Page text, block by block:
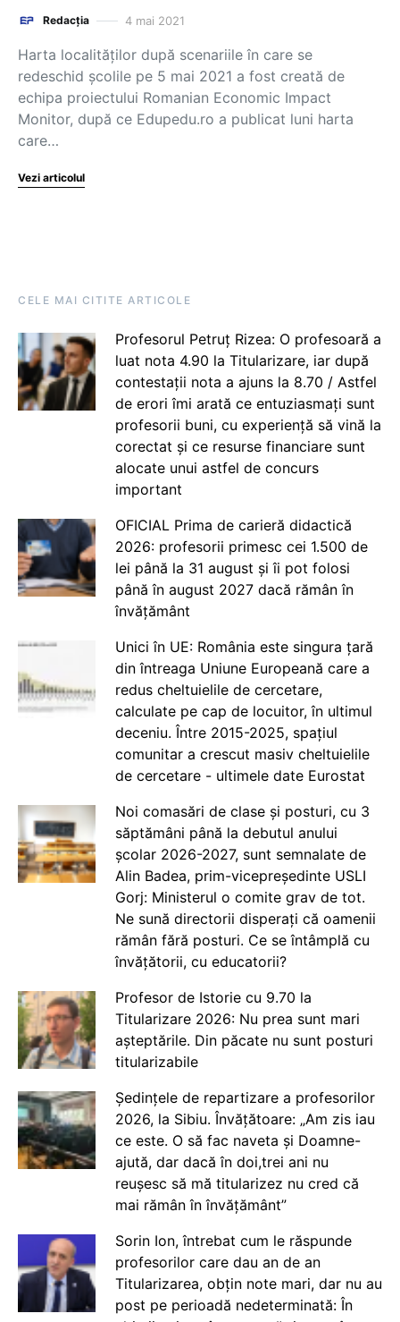
Redacția 4 mai 2021
Harta localităților după scenariile în care se
redeschid școlile pe 5 mai 2021 a fost creată de
echipa proiectului Romanian Economic Impact
Monitor, după ce Edupedu.ro a publicat luni harta
care…
Vezi articolul
CELE MAI CITITE ARTICOLE
Profesorul Petruț Rizea: O profesoară a
luat nota 4.90 la Titularizare, iar după
contestații nota a ajuns la 8.70 / Astfel
de erori îmi arată ce entuziasmați sunt
profesorii buni, cu experiență să vină la
corectat și ce resurse financiare sunt
alocate unui astfel de concurs
important
OFICIAL Prima de carieră didactică
2026: profesorii primesc cei 1.500 de
lei până la 31 august și îi pot folosi
până în august 2027 dacă rămân în
învățământ
Unici în UE: România este singura țară
din întreaga Uniune Europeană care a
redus cheltuielile de cercetare,
calculate pe cap de locuitor, în ultimul
deceniu. Între 2015-2025, spațiul
comunitar a crescut masiv cheltuielile
de cercetare - ultimele date Eurostat
Noi comasări de clase și posturi, cu 3
săptămâni până la debutul anului
școlar 2026-2027, sunt semnalate de
Alin Badea, prim-vicepreședinte USLI
Gorj: Ministerul o comite grav de tot.
Ne sună directorii disperați că oamenii
rămân fără posturi. Ce se întâmplă cu
învățătorii, cu educatorii?
Profesor de Istorie cu 9.70 la
Titularizare 2026: Nu prea sunt mari
așteptările. Din păcate nu sunt posturi
titularizabile
Ședințele de repartizare a profesorilor
2026, la Sibiu. Învățătoare: „Am zis iau
ce este. O să fac naveta și Doamne-
ajută, dar dacă în doi,trei ani nu
reușesc să mă titularizez nu cred că
mai rămân în învățământ”
Sorin Ion, întrebat cum le răspunde
profesorilor care dau an de an
Titularizarea, obțin note mari, dar nu au
post pe perioadă nedeterminată: În